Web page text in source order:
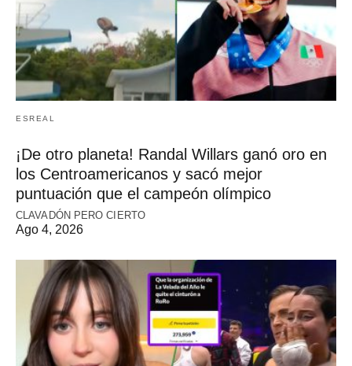
ESREAL
¡De otro planeta! Randal Willars ganó oro en
los Centroamericanos y sacó mejor
puntuación que el campeón olímpico
CLAVADÓN PERO CIERTO
Ago 4, 2026